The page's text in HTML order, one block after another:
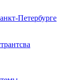
Петербурге